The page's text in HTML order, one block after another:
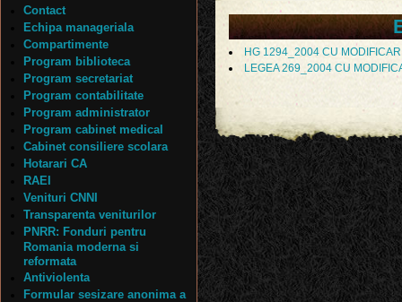
HG 1294_2004 CU
LEGEA 269_2004 CU
Contact
Echipa manageriala
Compartimente
Program biblioteca
Program secretariat
Program contabilitate
Program administrator
Program cabinet medical
Cabinet consiliere scolara
Hotarari CA
RAEI
Venituri CNNI
Transparenta veniturilor
PNRR: Fonduri pentru
Romania moderna si
reformata
Antiviolenta
Formular sesizare anonima a